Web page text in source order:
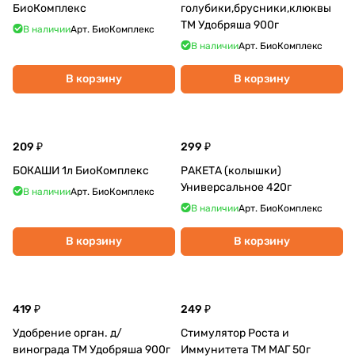
БиоКомплекс
В наличииАрт. БиоКомплекс
В корзину
голубики,брусники,клюквы
ТМ Удобряша 900г
В наличииАрт. БиоКомплекс
В корзину
209 ₽
БОКАШИ 1л БиоКомплекс
В наличииАрт. БиоКомплекс
В корзину
299 ₽
РАКЕТА (колышки)
Универсальное 420г
В наличииАрт. БиоКомплекс
В корзину
419 ₽
Удобрение орган. д/
винограда ТМ Удобряша 900г
249 ₽
Стимулятор Роста и
Иммунитета ТМ МАГ 50г